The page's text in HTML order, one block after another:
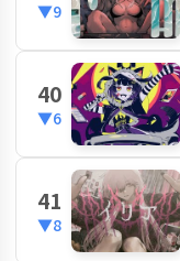
▼9
40
▼6
41
▼8